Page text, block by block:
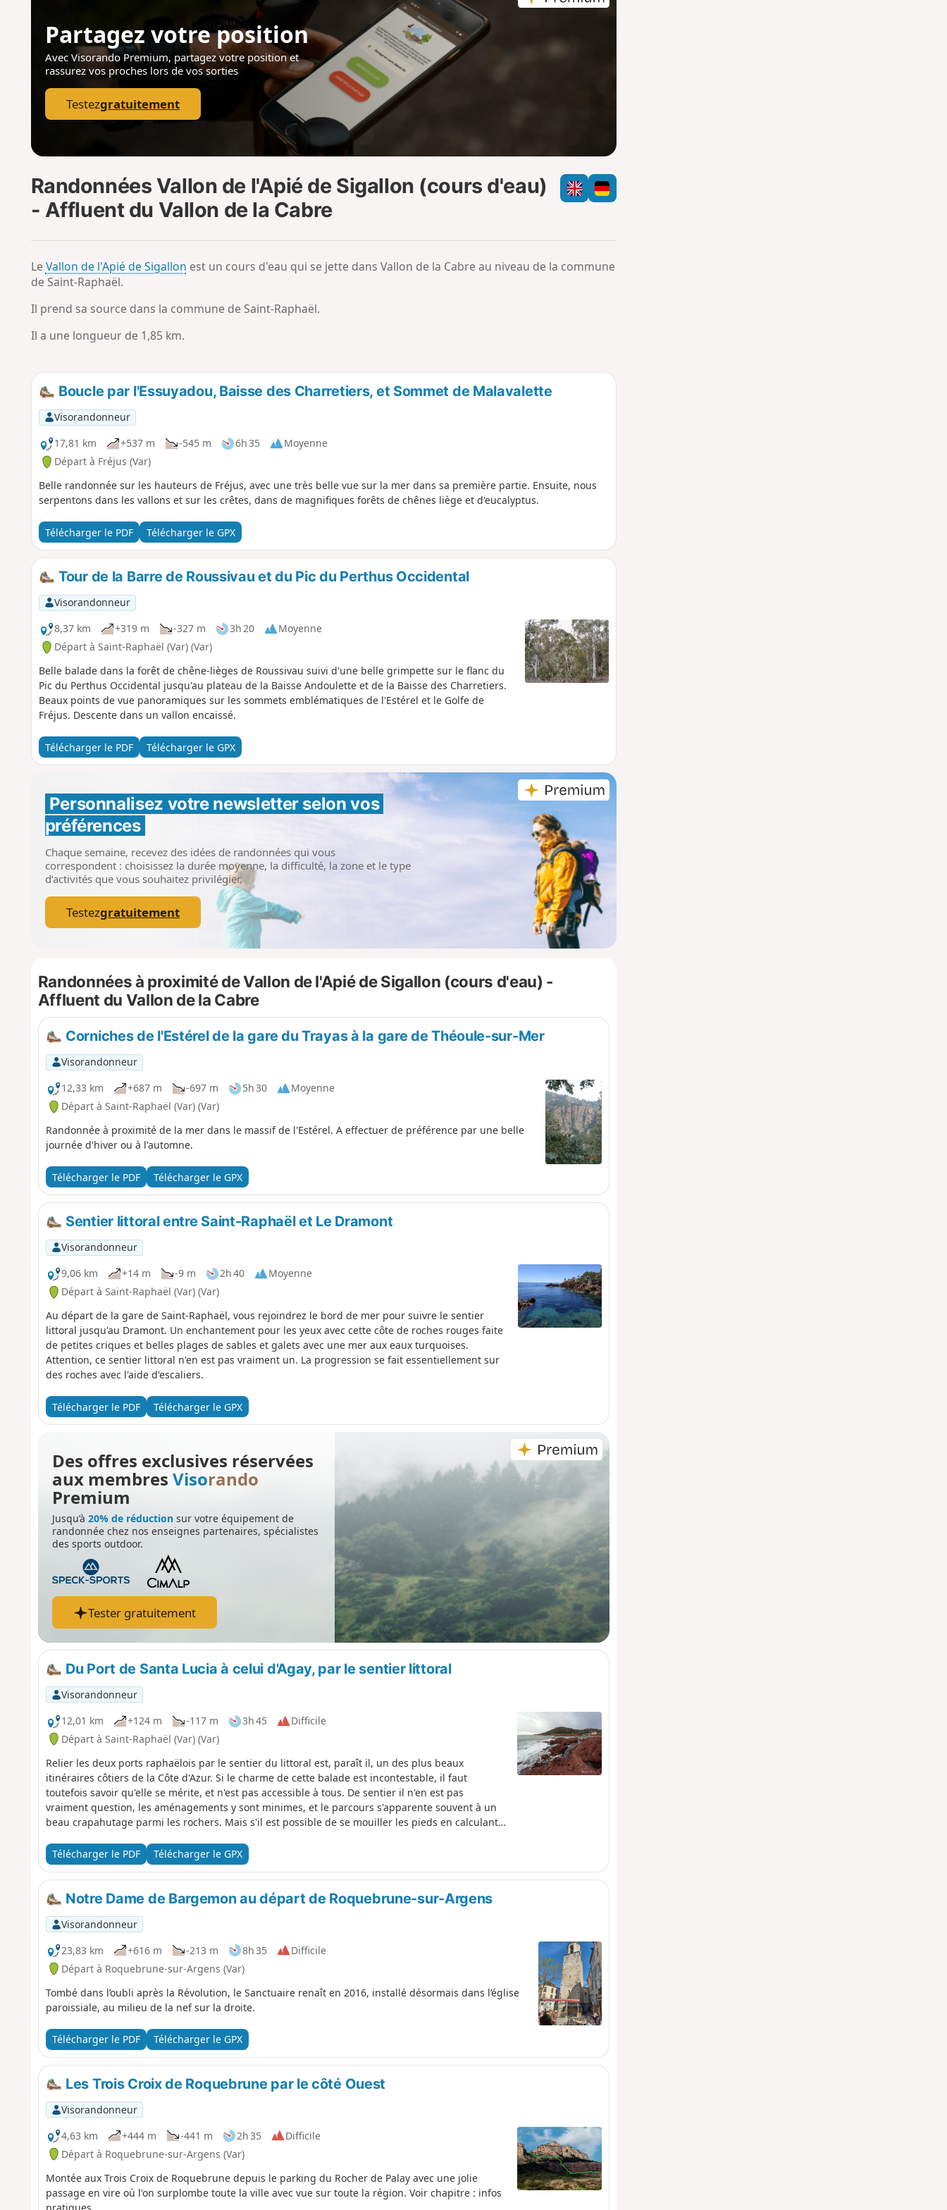
c
e
Partagez votre position
Avec Visorando Premium, partagez votre positionet
rassurez vos proches lors de vos sorties
Testezgratuitement
Randonnées Vallon de l'Apié de Sigallon (cours d'eau)
- Affluent du Vallon de la Cabre
Le Vallon de l'Apié de Sigallon est un cours d'eau qui se jette dans Vallon de la Cabre au niveau de la commune
de Saint-Raphaël.
Il prend sa source dans la commune de Saint-Raphaël.
Il a une longueur de 1,85 km.
Boucle par l'Essuyadou, Baisse des Charretiers, et Sommet de Malavalette
Visorandonneur
17,81 km
+537 m -545 m 6h 35
Moyenne
Départ à Fréjus (Var)
Belle randonnée sur les hauteurs de Fréjus, avec une très belle vue sur la mer dans sa première partie. Ensuite, nous
serpentons dans les vallons et sur les crêtes, dans de magnifiques forêts de chênes liège et d'eucalyptus.
Télécharger le PDF Télécharger le GPX
Tour de la Barre de Roussivau et du Pic du Perthus Occidental
Visorandonneur
8,37 km
+319 m -327 m 3h 20
Moyenne
Départ à Saint-Raphaël (Var) (Var)
Belle balade dans la forêt de chêne-lièges de Roussivau suivi d'une belle grimpette sur le flanc du
Pic du Perthus Occidental jusqu'au plateau de la Baisse Andoulette et de la Baisse des Charretiers.
Beaux points de vue panoramiques sur les sommets emblématiques de l'Estérel et le Golfe de
Fréjus. Descente dans un vallon encaissé.
Télécharger le PDF Télécharger le GPX
Personnalisez votre newsletter selon vos
préférences
Chaque semaine, recevez des idées de randonnées qui vous
correspondent : choisissez la durée moyenne, la difficulté, la zone et le type
d’activités que vous souhaitez privilégier.
Testezgratuitement
Randonnées à proximité de Vallon de l'Apié de Sigallon (cours d'eau) -
Affluent du Vallon de la Cabre
Corniches de l'Estérel de la gare du Trayas à la gare de Théoule-sur-Mer
Visorandonneur
12,33 km
+687 m -697 m 5h 30
Moyenne
Départ à Saint-Raphaël (Var) (Var)
Randonnée à proximité de la mer dans le massif de l'Estérel. A effectuer de préférence par une belle
journée d'hiver ou à l'automne.
Télécharger le PDF Télécharger le GPX
Sentier littoral entre Saint-Raphaël et Le Dramont
Visorandonneur
9,06 km
+14 m -9 m 2h 40
Moyenne
Départ à Saint-Raphaël (Var) (Var)
Au départ de la gare de Saint-Raphaël, vous rejoindrez le bord de mer pour suivre le sentier
littoral jusqu'au Dramont. Un enchantement pour les yeux avec cette côte de roches rouges faite
de petites criques et belles plages de sables et galets avec une mer aux eaux turquoises.
Attention, ce sentier littoral n'en est pas vraiment un. La progression se fait essentiellement sur
des roches avec l'aide d'escaliers.
Télécharger le PDF Télécharger le GPX
Des offres exclusives réservées
aux membres Visorando
Premium
Jusqu’à 20% de réductionsur votre équipement de
randonnée chez nos enseignes partenaires, spécialistes
des sports outdoor.
Tester gratuitement
Du Port de Santa Lucia à celui d'Agay, par le sentier littoral
Visorandonneur
12,01 km
+124 m -117 m 3h 45
Difficile
Départ à Saint-Raphaël (Var) (Var)
Relier les deux ports raphaëlois par le sentier du littoral est, paraît il, un des plus beaux
itinéraires côtiers de la Côte d'Azur. Si le charme de cette balade est incontestable, il faut
toutefois savoir qu'elle se mérite, et n'est pas accessible à tous. De sentier il n'en est pas
vraiment question, les aménagements y sont minimes, et le parcours s'apparente souvent à un
beau crapahutage parmi les rochers. Mais s'il est possible de se mouiller les pieds en calculant
risque de se tromper car le balisage (Jaune) est au top. Et quel bonheur de surplomber du haut
du Dramont, tout le parcours et bien au-delà. Attention, une partie du contournement du
Dramont serait actuellement impraticable, du fait d'un éboulement. Utiliser les chemins
forestiers voisins pour rejoindre la pointe de Camp long
Télécharger le PDF Télécharger le GPX
Notre Dame de Bargemon au départ de Roquebrune-sur-Argens
Visorandonneur
23,83 km
+616 m -213 m 8h 35
Difficile
Départ à Roquebrune-sur-Argens (Var)
Tombé dans l’oubli après la Révolution, le Sanctuaire renaît en 2016, installé désormais dans l’église
paroissiale, au milieu de la nef sur la droite.
Télécharger le PDF Télécharger le GPX
Les Trois Croix de Roquebrune par le côté Ouest
Visorandonneur
4,63 km
+444 m -441 m 2h 35
Difficile
Départ à Roquebrune-sur-Argens (Var)
Montée aux Trois Croix de Roquebrune depuis le parking du Rocher de Palay avec une jolie
passage en vire où l'on surplombe toute la ville avec vue sur toute la région. Voir chapitre : infos
pratiques.